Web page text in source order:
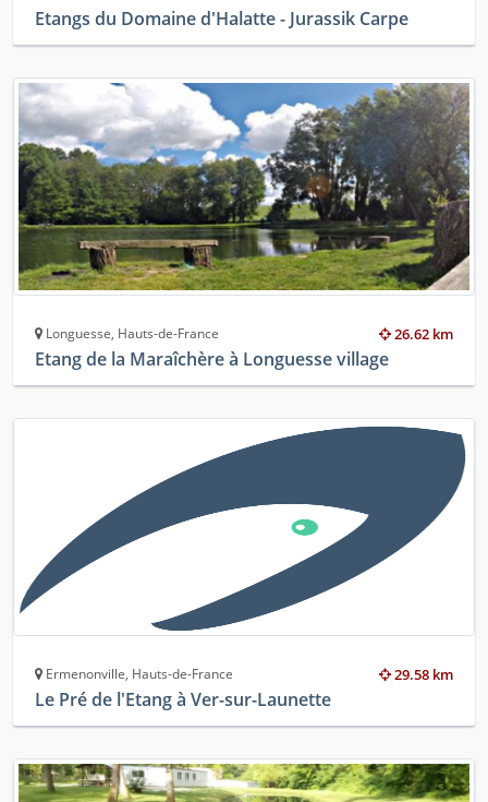
Etangs du Domaine d'Halatte - Jurassik Carpe
26.62 km
Longuesse, Hauts-de-France
Etang de la Maraîchère à Longuesse village
29.58 km
Ermenonville, Hauts-de-France
Le Pré de l'Etang à Ver-sur-Launette